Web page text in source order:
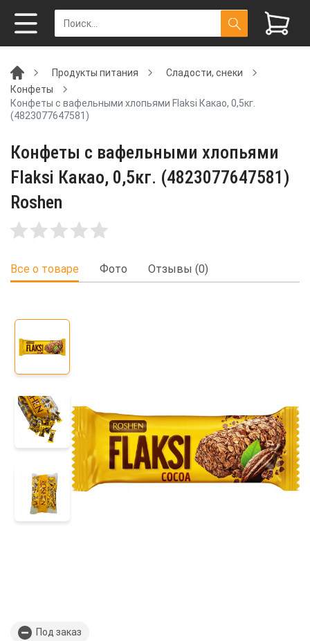
Продукты питания
Сладости, снеки
Конфеты
Конфеты с вафельными хлопьями Flaksi Какао, 0,5кг.
(4823077647581)
Конфеты с вафельными хлопьями
Flaksi Какао, 0,5кг. (4823077647581)
Roshen
Все о товаре Фото Отзывы (0)
Под заказ